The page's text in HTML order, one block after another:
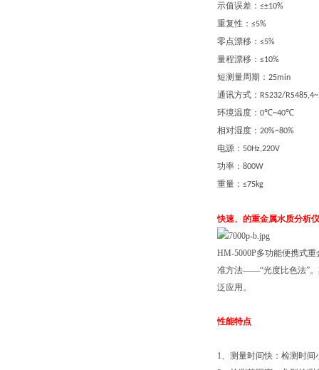
示值误差： ≤±10%
重复性： ≤5%
零点漂移： ≤5%
量程漂移： ≤10%
短测量周期： 25min
通讯方式： RS232/
环境温度： 0℃~40℃
相对湿度： 20%~80%
电源： 50Hz,220V
功率： 800W
重量： ≤75kg
快速、的重金属水质分析仪
HM-5000P多功能便携式
准方法——“光度比色法”。
泛应用。
性能特点
1、测量时间快：检测时